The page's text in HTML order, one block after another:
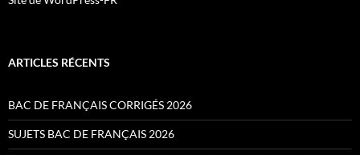
ARTICLES RÉCENTS
BAC DE FRANÇAIS CORRIGÉS 2026
SUJETS BAC DE FRANÇAIS 2026